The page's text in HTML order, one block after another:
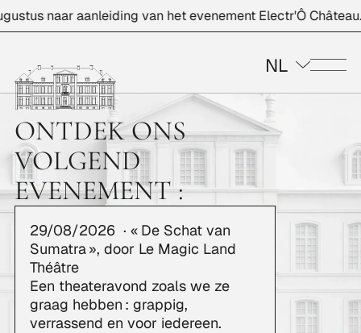
naar aanleiding van het evenement Electr'Ô Château.
NL
ONTDEK ONS
VOLGEND
EVENEMENT :
29/08/2026 · « De Schat van
Sumatra », door Le Magic Land
Théâtre
Een theateravond zoals we ze
graag hebben : grappig,
verrassend en voor iedereen.